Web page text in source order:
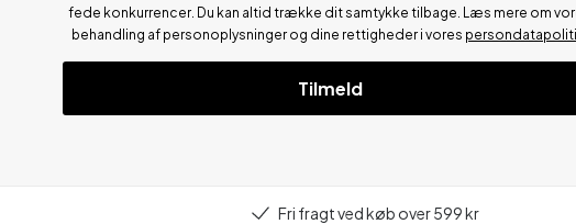
fede konkurrencer. Du kan altid trække dit samtykke tilbage. Læs mere om
behandling af personoplysninger og dine rettigheder i vores
Tilmeld
Fri fragt ved køb over 599 kr